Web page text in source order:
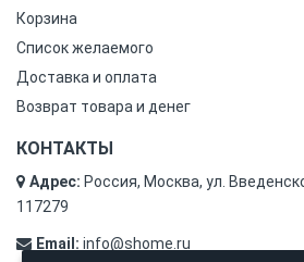
Корзина
Список желаемого
Доставка и оплата
Возврат товара и денег
КОНТАКТЫ
Адрес: Россия, Москва, ул.
117279
Email: info@shome.ru